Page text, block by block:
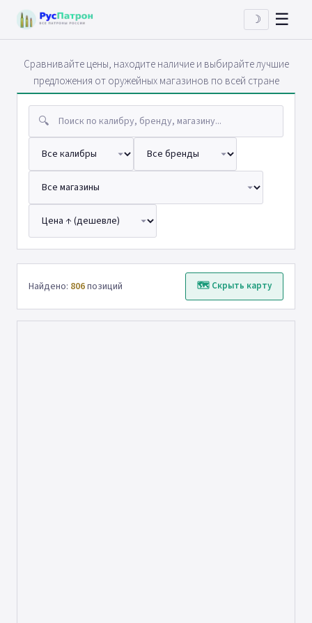
☽ ☰
Сравнивайте цены, находите наличие и выбирайте лучшие
предложения от оружейных магазинов по всей стране
🔍
Найдено: 806позиций 🗺 Скрыть карту